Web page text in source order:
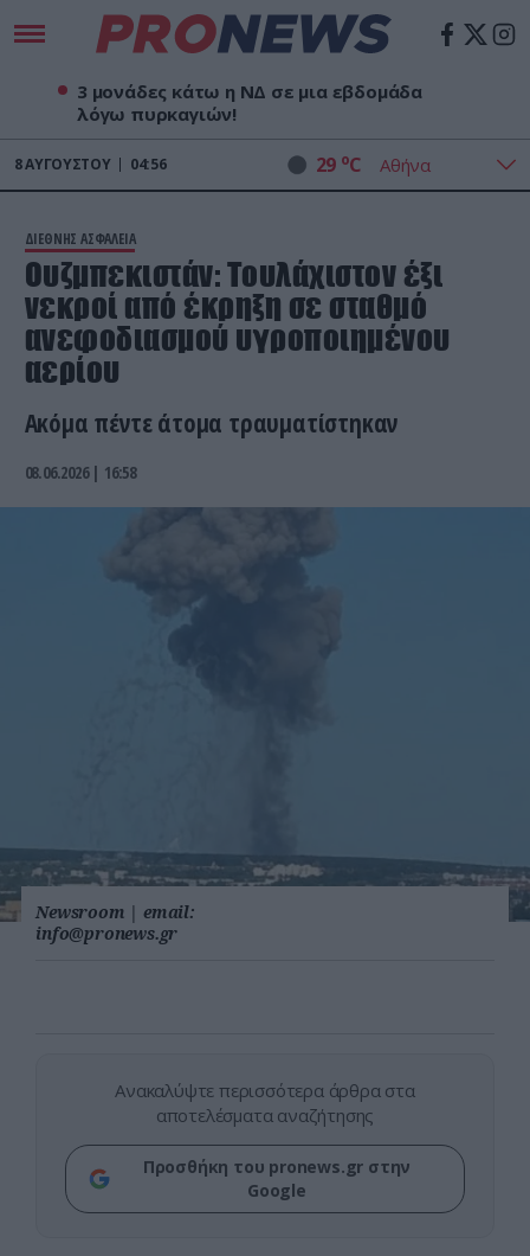
3 μονάδες κάτω η ΝΔ σε μια εβδομάδα
λόγω πυρκαγιών!
8ΑΥΓΟΎΣΤΟΥ 04:56 29 oC
ΔΙΕΘΝΗΣ ΑΣΦΑΛΕΙΑ
Ουζμπεκιστάν: Τουλάχιστον έξι
νεκροί από έκρηξη σε σταθμό
ανεφοδιασμού υγροποιημένου
αερίου
Ακόμα πέντε άτομα τραυματίστηκαν
08.06.2026 | 16:58
Newsroom | email:
info@pronews.gr
Ανακαλύψτε περισσότερα άρθρα στα
αποτελέσματα αναζήτησης
Προσθήκη του pronews.gr στην
Google